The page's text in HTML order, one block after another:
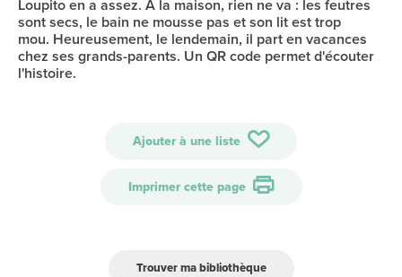
Loupito en a assez. A la maison, rien ne va : les feutres
sont secs, le bain ne mousse pas et son lit est trop
mou. Heureusement, le lendemain, il part en vacances
chez ses grands-parents. Un QR code permet d'écouter
l'histoire.
Ajouter à une liste
Imprimer cette page
Trouver ma bibliothèque